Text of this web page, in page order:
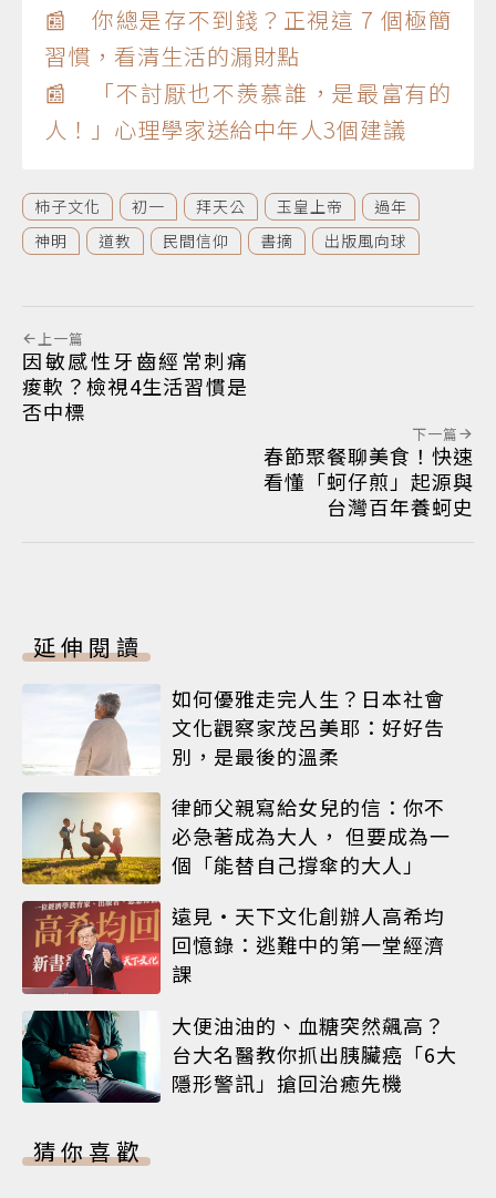
📰 你總是存不到錢？正視這 7 個極簡
習慣，看清生活的漏財點
📰 「不討厭也不羨慕誰，是最富有的
人！」心理學家送給中年人3個建議
柿子文化 初一 拜天公 玉皇上帝
過年
神明
道教 民間信仰 書摘 出版風向球
上一篇
因敏感性牙齒經常刺痛
痠軟？檢視4生活習慣是
否中標
下一篇
春節聚餐聊美食！快速
看懂「蚵仔煎」起源與
台灣百年養蚵史
延伸閱讀
如何優雅走完人生？日本社會
文化觀察家茂呂美耶：好好告
別，是最後的溫柔
律師父親寫給女兒的信：你不
必急著成為大人， 但要成為一
個「能替自己撐傘的大人」
遠見‧天下文化創辦人高希均
回憶錄：逃難中的第一堂經濟
課
大便油油的、血糖突然飆高？
台大名醫教你抓出胰臟癌「6大
隱形警訊」搶回治癒先機
猜你喜歡